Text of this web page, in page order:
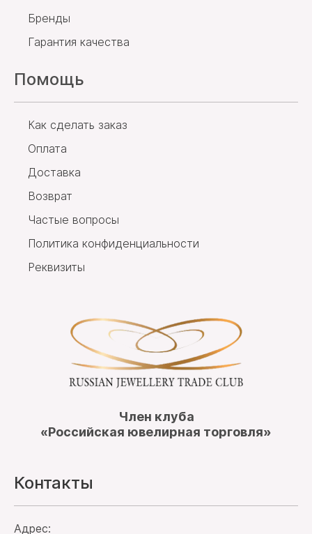
Бренды
Гарантия качества
Помощь
Как сделать заказ
Оплата
Доставка
Возврат
Частые вопросы
Политика конфиденциальности
Реквизиты
Член клуба
«Российская ювелирная торговля»
Контакты
Адрес: